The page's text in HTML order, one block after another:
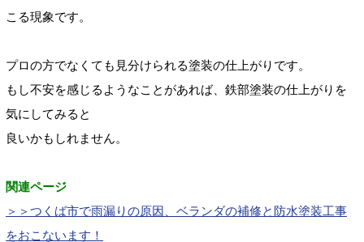
こる現象です。
プロの方でなくても見分けられる塗装の仕上がりです。
もし不安を感じるようなことがあれば、鉄部塗装の仕上がりを
気に してみると
良いかもしれません。
関連ページ
＞＞つくば市で雨漏りの原因、ベランダの補修と防水塗装工事
をおこないます！